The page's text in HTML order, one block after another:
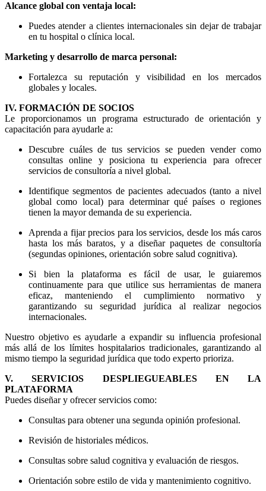
Alcance global con ventaja local:
Puedes atender a clientes internacionales sin dejar de trabajar
en tu hospital o clínica local.
Marketing y desarrollo de marca personal:
Fortalezca su reputación y visibilidad en los mercados
globales y locales.
IV. FORMACIÓN DE SOCIOS
Le proporcionamos un programa estructurado de orientación y
capacitación para ayudarle a:
Descubre cuáles de tus servicios se pueden vender como
consultas online y posiciona tu experiencia para ofrecer
servicios de consultoría a nivel global.
Identifique segmentos de pacientes adecuados (tanto a nivel
global como local) para determinar qué países o regiones
tienen la mayor demanda de su experiencia.
Aprenda a fijar precios para los servicios, desde los más caros
hasta los más baratos, y a diseñar paquetes de consultoría
(segundas opiniones, orientación sobre salud cognitiva).
Si bien la plataforma es fácil de usar, le guiaremos
continuamente para que utilice sus herramientas de manera
eficaz, manteniendo el cumplimiento normativo y
garantizando su seguridad jurídica al realizar negocios
internacionales.
Nuestro objetivo es ayudarle a expandir su influencia profesional
más allá de los límites hospitalarios tradicionales, garantizando al
mismo tiempo la seguridad jurídica que todo experto prioriza.
V. SERVICIOS DESPLIEGUEABLES EN LA
PLATAFORMA
Puedes diseñar y ofrecer servicios como:
Consultas para obtener una segunda opinión profesional.
Revisión de historiales médicos.
Consultas sobre salud cognitiva y evaluación de riesgos.
Orientación sobre estilo de vida y mantenimiento cognitivo.